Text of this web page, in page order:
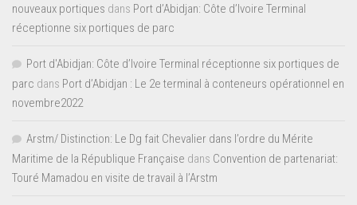
nouveaux portiques dans Port d’Abidjan: Côte d’Ivoire Terminal
réceptionne six portiques de parc
Port d'Abidjan: Côte d’Ivoire Terminal réceptionne six portiques de
parc dans Port d’Abidjan : Le 2e terminal à conteneurs opérationnel en
novembre2022
Arstm/ Distinction: Le Dg fait Chevalier dans l’ordre du Mérite
Maritime de la République Française dans Convention de partenariat:
Touré Mamadou en visite de travail à l’Arstm